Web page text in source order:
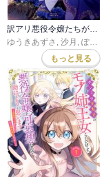
Shabon
ゆうきあずさ 沙月 ぽん太
もっと見る